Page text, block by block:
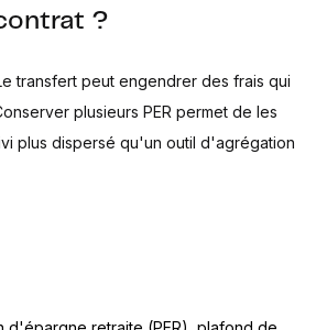
?
transfert peut engendrer des frais qui
plusieurs PER permet de les
plus dispersé qu'un outil d'agrégation